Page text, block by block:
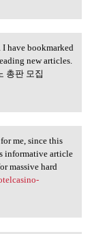
have bookmarked
new articles.
총판 모집
me, since this
informative article
massive hard